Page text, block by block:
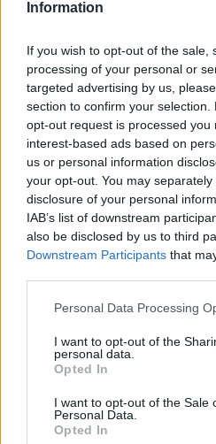
Information
If you wish to opt-out of the sale,
processing of your personal or
targeted advertising by us,
section to confirm your
opt-out request is processed you
interest-based ads based on
us or personal information
your opt-out. You may
disclosure of your personal
IAB’s list of downstream
also be disclosed by us to third
Downstream Participants that
Personal Data Processing
I want to opt-out of the
personal data.
Opted In
I want to opt-out of the Sale
Personal Data.
Opted In
“Më ruajti zoti” Makina
përfundon në 15 m
humnerë në Poliçan,
mrekullia shpëton
shoferin (VIDEO)
21:45 / 22/08/2021 schedule
Kishin mbjellë bimë
narkotike në mes të
ullishtes, arrestohen 2